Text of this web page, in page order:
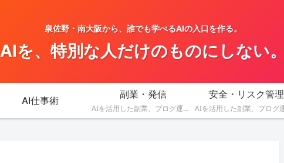
泉佐野・南大阪から、誰でも学べるAIの入口を作る。
AIを、特別な人だけのものにしない。
AI仕事術
副業・発信
AIを活用した副業、ブログ運営、SNS発信、収益化のアイデアを発信します。
安全・リスク管理